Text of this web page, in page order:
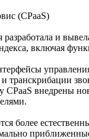
(CPaaS)
разработала и
включая
транскрибации
CPaaS внедрены
более